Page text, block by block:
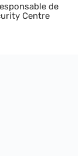
de
Centre